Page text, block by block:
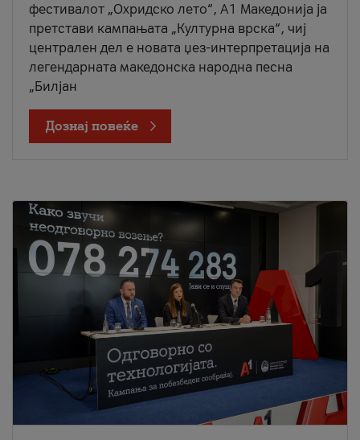
фестивалот „Охридско лето“, А1 Македонија ја
претстави кампањата „Културна врска“, чиј
централен дел е новата џез-интерпретација на
легендарната македонска народна песна
„Билјан
Дознај повеќе